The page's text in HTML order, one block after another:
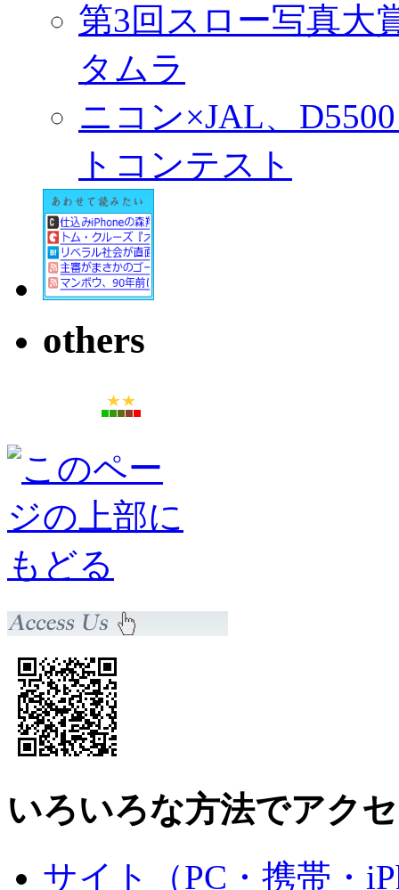
第3回スロー写真
タムラ
ニコン×JAL、
トコンテスト
others
いろいろな方法でアク
サイト（PC・携帯・